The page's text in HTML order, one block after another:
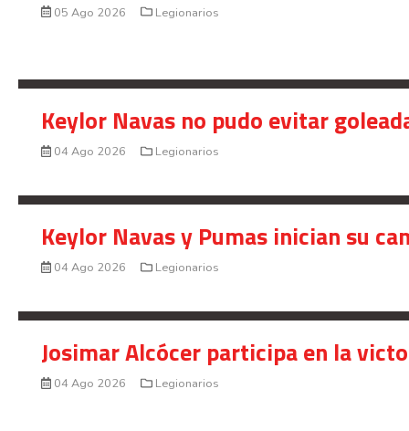
05 Ago 2026 Legionarios
Keylor Navas no pudo evitar
04 Ago 2026 Legionarios
Keylor Navas y Pumas inician su
04 Ago 2026 Legionarios
Josimar Alcócer participa en la
04 Ago 2026 Legionarios